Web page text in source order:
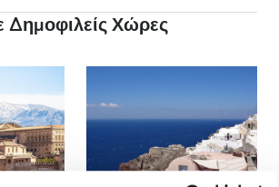
HDF
HIV
B
Δημοφιλείς Χώρες